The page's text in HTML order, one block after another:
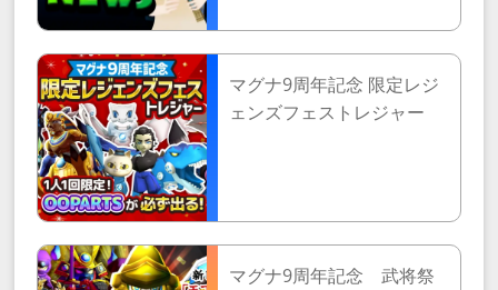
マグナ9周年記念 限定レジ
ェンズフェストレジャー
マグナ9周年記念 武将祭